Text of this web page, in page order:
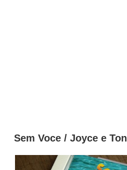
Sem Voce / Joyce e